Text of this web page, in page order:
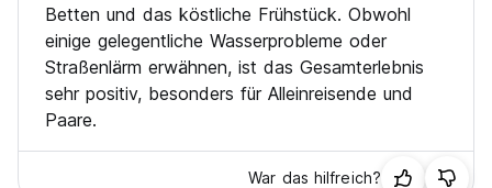
Betten und das köstliche Frühstück. Obwohl
einige gelegentliche Wasserprobleme oder
Straßenlärm erwähnen, ist das Gesamterlebnis
sehr positiv, besonders für Alleinreisende und
Paare.
War das hilfreich?